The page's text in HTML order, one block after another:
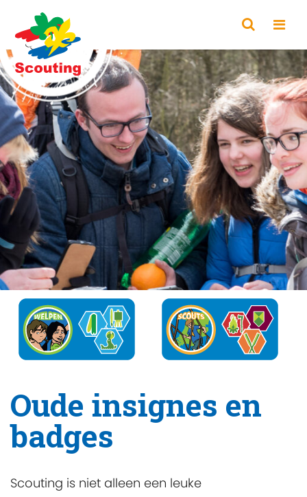
Oude insignes en
badges
Scouting is niet alleen een leuke